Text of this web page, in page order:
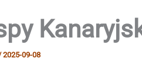
2025-09-08